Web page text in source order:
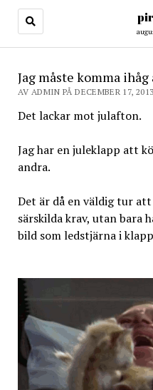
Jag måste komma
AV ADMIN PÅ DECEMBER 17, 2013
Det lackar mot julafton.
Jag har en juleklapp att
andra.
Det är då en väldig tur
särskilda krav, utan bara
bild som ledstjärna i